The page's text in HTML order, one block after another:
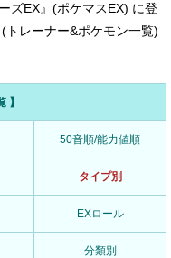
ズEX』(ポケマスEX) に登
レーナー&ポケモン一覧)
】
50音順/能力値順
タイプ別
EXロール
分類別